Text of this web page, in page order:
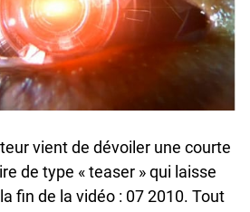
vient de dévoiler une courte
de type « teaser » qui laisse
fin de la vidéo : 07 2010. Tout